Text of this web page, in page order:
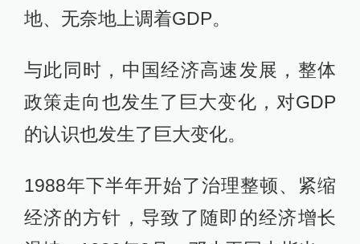
地、无奈地上调着GDP。
与此同时，中国经济高速发展，整体
政策走向也发生了巨大变化，对GDP
的认识也发生了巨大变化。
1988年下半年开始了治理整顿、紧缩
经济的方针，导致了随即的经济增长